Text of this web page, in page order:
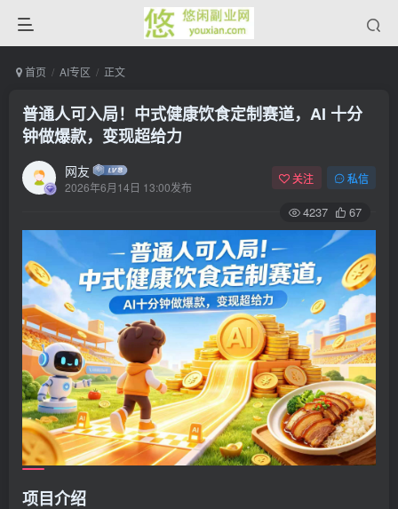
首页 AI专区 正文
普通人可入局！中式健康饮食定制赛道，AI 十分
钟做爆款，变现超给力
网友
2026年6月14日 13:00发布
关注 私信
4237 67
项目介绍